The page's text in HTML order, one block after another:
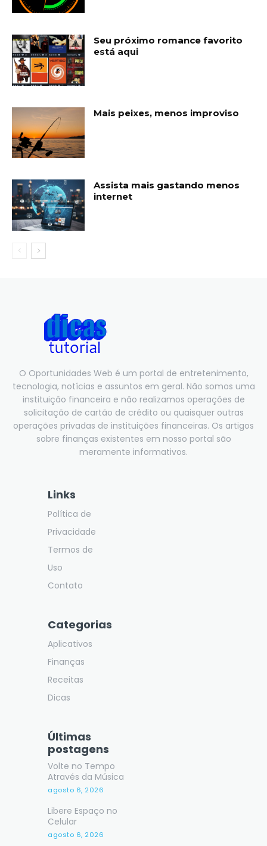
Seu próximo romance favorito
está aqui
Mais peixes, menos improviso
Assista mais gastando menos
internet
O Oportunidades Web é um portal de entretenimento,
tecnologia, notícias e assuntos em geral. Não somos uma
instituição financeira e não realizamos operações de
solicitação de cartão de crédito ou quaisquer outras
operações privadas de instituições financeiras. Os artigos
sobre finanças existentes em nosso portal são
meramente informativos.
Links
Política de
Privacidade
Termos de
Uso
Contato
Categorias
Aplicativos
Finanças
Receitas
Dicas
Últimas
postagens
Volte no Tempo
Através da Música
agosto 6, 2026
Libere Espaço no
Celular
agosto 6, 2026